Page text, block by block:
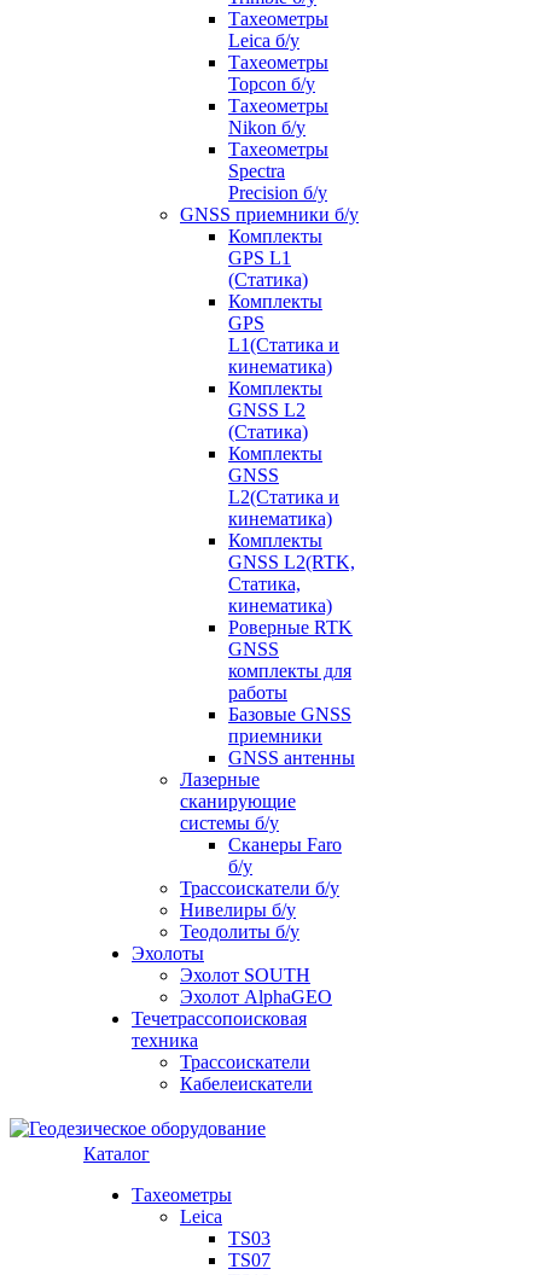
Тахеометры
Leica б/у
Тахеометры
Topcon б/у
Тахеометры
Nikon б/у
Тахеометры
Spectra
Precision б/у
GNSS приемники б/у
Комплекты
GPS L1
(Статика)
Комплекты
GPS
L1(Статика и
кинематика)
Комплекты
GNSS L2
(Статика)
Комплекты
GNSS
L2(Статика и
кинематика)
Комплекты
GNSS L2(RTK,
Статика,
кинематика)
Роверные RTK
GNSS
комплекты для
работы
Базовые GNSS
приемники
GNSS антенны
Лазерные
сканирующие
системы б/у
Сканеры Faro
б/у
Трассоискатели б/у
Нивелиры б/у
Теодолиты б/у
Эхолоты
Эхолот SOUTH
Эхолот AlphaGEO
Течетрассопоисковая
техника
Трассоискатели
Кабелеискатели
Каталог
Тахеометры
Leica
TS03
TS07